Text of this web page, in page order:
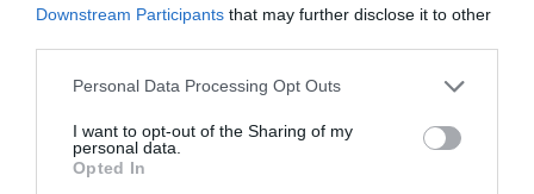
Downstream Participants that may further disclose it to other
Please note that this website/app uses one or more Google
not limited to your visit or usage behaviour. You may click to
grant or deny consent to Google and its third-party tags to
use your data for below specified purposes in below Google
Personal Data Processing Opt Outs
I want to opt-out of the Sharing of my
personal data.
Opted In